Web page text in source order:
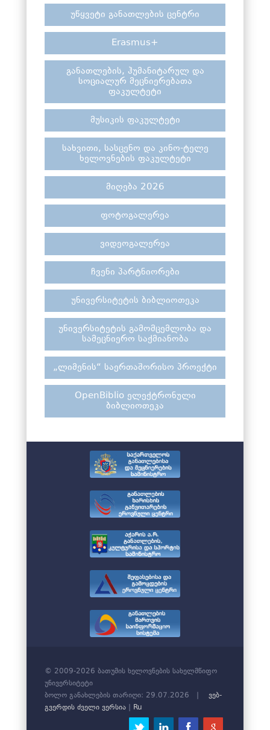
უწყვეტი განათლების ცენტრი
Erasmus+
განათლების, ჰუმანიტარულ და
სოციალურ მეცნიერებათა
ფაკულტეტი
მუსიკის ფაკულტეტი
სახვითი, სასცენო და კინო-ტელე
ხელოვნების ფაკულტეტი
მიღება 2026
ფოტოგალერეა
ვიდეოგალერეა
ჩვენი პარტნიორები
უნივერსიტეტის ბიბლიოთეკა
უნივერსიტეტის გამომცემლობა და
სამეცნიერო საქმიანობა
„ლიმენის“ საერთაშორისო პროექტი
OpenBiblio ელექტრონული
ბიბლიოთეკა
© 2009-2026 ბათუმის ხელოვნების სახელმწიფო
უნივერსიტეტი
ბოლო განახლების თარიღი: 29.07.2026 | ვებ-
გვერდის ძველი ვერსია
Ru